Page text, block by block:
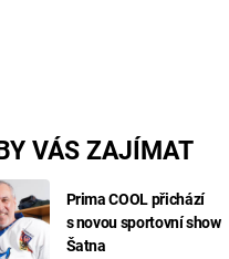
VÁS ZAJÍMAT
Prima COOL přichází
s novou sportovní show
Šatna